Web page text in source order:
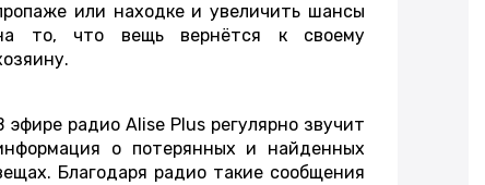
или находке и увеличить шансы
то, что вещь вернётся к своему
эфире радио Alise Plus регулярно звучит
о потерянных и найденных
Благодаря радио такие сообщения